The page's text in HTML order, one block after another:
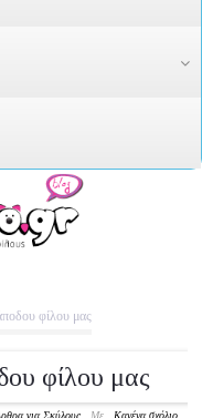
φίλου μας
φίλου μας